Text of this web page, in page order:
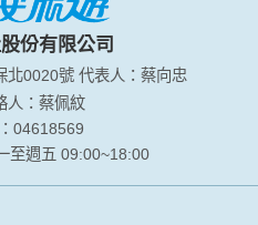
的瀏覽器、瀏覽及點選資料記
參考依據，此記錄為內部應
集的問卷調查內容進行統計與
明文字呈現，除供內部研究
及說明文字，但不涉及特定個
於蒐集目的以外之其他用途。
網站相關產品、服務、活動或
份有限公司
北0020號 代表人：蔡向忠
人：蔡佩紋
04618569
至週五 09:00~18:00